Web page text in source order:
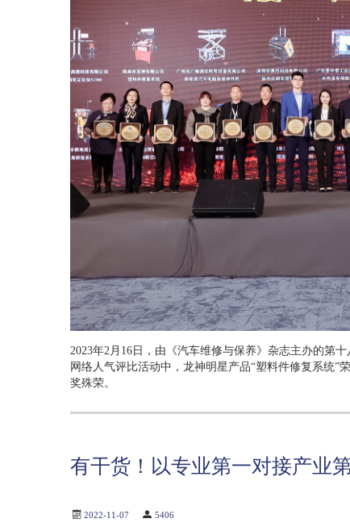
2023年2月16日，由《汽车维修与保养》杂志主办的第
网络人气评比活动中，龙神明星产品“塑料件修复系统”
奖殊荣。
有干货！以专业第一对接产业
2022-11-07 5406